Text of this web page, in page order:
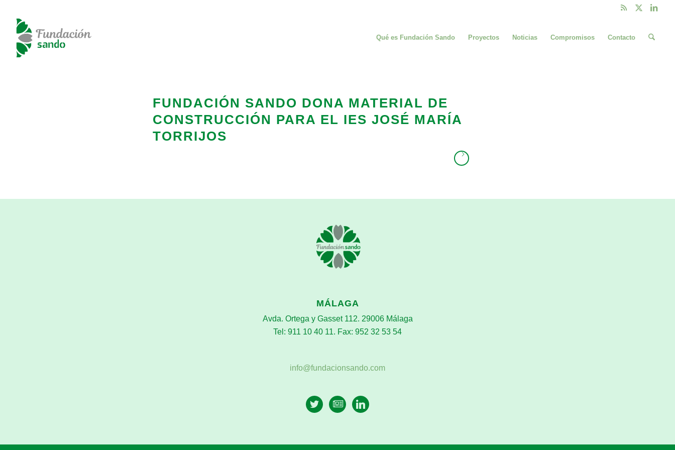
Qué es Fundación Sando Proyectos Noticias Compromisos Contacto
FUNDACIÓN SANDO DONA MATERIAL DE
CONSTRUCCIÓN PARA EL IES JOSÉ MARÍA
TORRIJOS
MÁLAGA
Avda. Ortega y Gasset 112. 29006 Málaga
Tel: 911 10 40 11. Fax: 952 32 53 54
info@fundacionsando.com
twitter
newspaper-
o
linkedin